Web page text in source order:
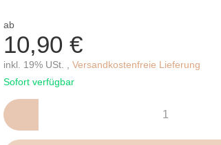
ab
10,90 €
inkl. 19% USt. , Versandkostenfreie Lieferung
Sofort verfügbar